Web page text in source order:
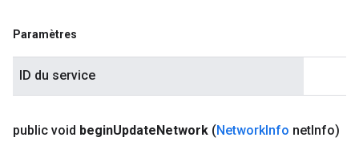
Paramètres
ID du service
public void beginUpdateNetwork (NetworkInfo netInfo)